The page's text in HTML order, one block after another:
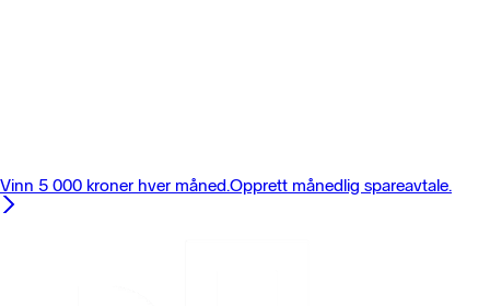
Vinn 5 000 kroner hver måned.Opprett månedlig spareavtale.